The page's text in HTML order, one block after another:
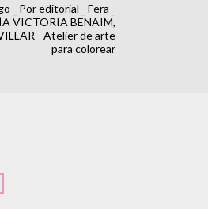
- Por editorial - Fera -
VICTORIA BENAIM,
- Atelier de arte
para colorear